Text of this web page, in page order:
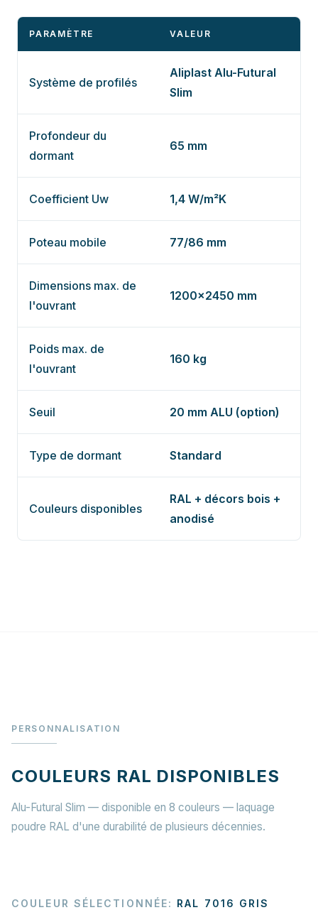
PARAMÈTRE VALEUR
Système de profilés
Aliplast Alu-Futural
Slim
Profondeur du
dormant
65 mm
Coefficient Uw 1,4 W/m²K
Poteau mobile 77/86 mm
Dimensions max. de
l'ouvrant
1200×2450 mm
Poids max. de
l'ouvrant
160 kg
Seuil 20 mm ALU (option)
Type de dormant Standard
Couleurs disponibles
RAL + décors bois +
anodisé
PERSONNALISATION
COULEURS RAL DISPONIBLES
Alu-Futural Slim — disponible en 8 couleurs — laquage
poudre RAL d'une durabilité de plusieurs décennies.
COULEUR SÉLECTIONNÉE: RAL 7016 GRIS